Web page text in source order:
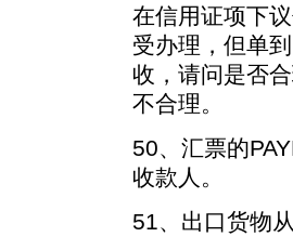
在信用证项下
受办理，但单
收，请问是否
不合理。
50、汇票的
收款人。
51、出口货物